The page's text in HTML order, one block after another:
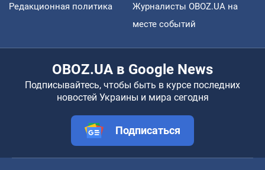
Редакционная политика
Журналисты OBOZ.UA на
месте событий
OBOZ.UA в Google News
Подписывайтесь, чтобы быть в курсе последних
новостей Украины и мира сегодня
Подписаться